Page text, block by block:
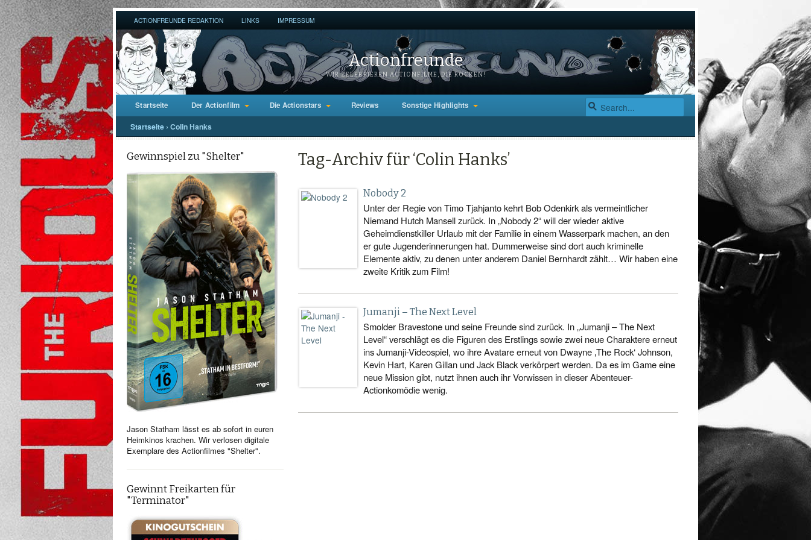
ACTIONFREUNDE REDAKTION LINKS IMPRESSUM
Actionfreunde
WIR ZELEBRIEREN ACTIONFILME, DIE ROCKEN!
Startseite Der Actionfilm Die Actionstars Reviews Sonstige Highlights
Startseite › Colin Hanks
Gewinnspiel zu "Shelter"
Jason Statham lässt es ab sofort in euren
Heimkinos krachen. Wir verlosen digitale
Exemplare des Actionfilmes "Shelter".
Gewinnt Freikarten für
"Terminator"
Tag-Archiv für ‘Colin Hanks’
Nobody 2
Unter der Regie von Timo Tjahjanto kehrt Bob Odenkirk als vermeintlicher
Niemand Hutch Mansell zurück. In „Nobody 2“ will der wieder aktive
Geheimdienstkiller Urlaub mit der Familie in einem Wasserpark machen, an den
er gute Jugenderinnerungen hat. Dummerweise sind dort auch kriminelle
Elemente aktiv, zu denen unter anderem Daniel Bernhardt zählt… Wir haben eine
zweite Kritik zum Film!
Jumanji – The Next Level
Smolder Bravestone und seine Freunde sind zurück. In „Jumanji – The Next
Level“ verschlägt es die Figuren des Erstlings sowie zwei neue Charaktere erneut
ins Jumanji-Videospiel, wo ihre Avatare erneut von Dwayne ‚The Rock‘ Johnson,
Kevin Hart, Karen Gillan und Jack Black verkörpert werden. Da es im Game eine
neue Mission gibt, nutzt ihnen auch ihr Vorwissen in dieser Abenteuer-
Actionkomödie wenig.